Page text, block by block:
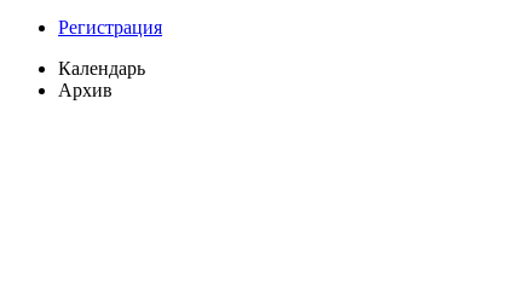
Регистрация
Календарь
Архив